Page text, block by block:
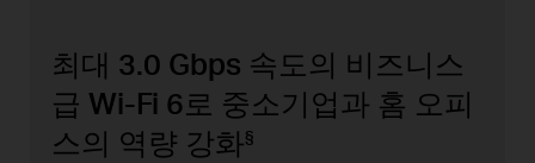
최대 3.0 Gbps 속도의 비즈니스
급 Wi-Fi 6로 중소기업과 홈 오피
스의 역량 강화§